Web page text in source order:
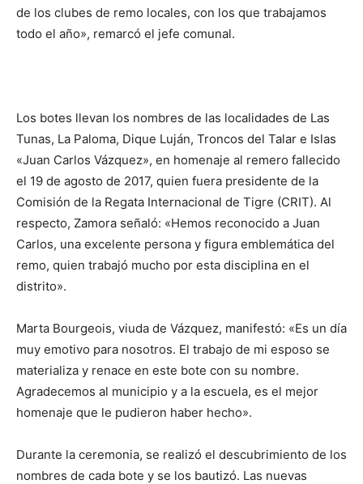
de los clubes de remo locales, con los que trabajamos
todo el año», remarcó el jefe comunal.
Los botes llevan los nombres de las localidades de Las
Tunas, La Paloma, Dique Luján, Troncos del Talar e Islas
«Juan Carlos Vázquez», en homenaje al remero fallecido
el 19 de agosto de 2017, quien fuera presidente de la
Comisión de la Regata Internacional de Tigre (CRIT). Al
respecto, Zamora señaló: «Hemos reconocido a Juan
Carlos, una excelente persona y figura emblemática del
remo, quien trabajó mucho por esta disciplina en el
distrito».
Marta Bourgeois, viuda de Vázquez, manifestó: «Es un día
muy emotivo para nosotros. El trabajo de mi esposo se
materializa y renace en este bote con su nombre.
Agradecemos al municipio y a la escuela, es el mejor
homenaje que le pudieron haber hecho».
Durante la ceremonia, se realizó el descubrimiento de los
nombres de cada bote y se los bautizó. Las nuevas